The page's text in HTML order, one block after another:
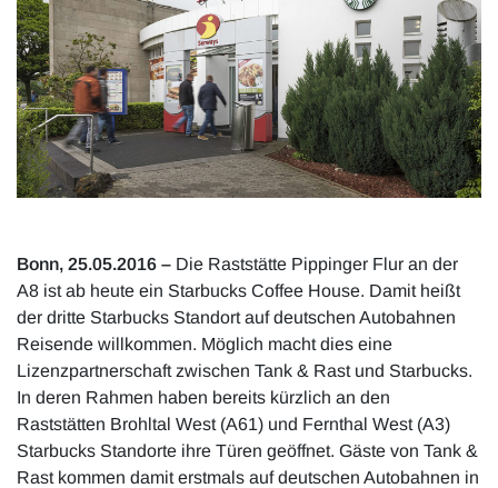
Bonn, 25.05.2016 – Die Raststätte Pippinger Flur an der
A8 ist ab heute ein Starbucks Coffee House. Damit heißt
der dritte Starbucks Standort auf deutschen Autobahnen
Reisende willkommen. Möglich macht dies eine
Lizenzpartnerschaft zwischen Tank & Rast und Starbucks.
In deren Rahmen haben bereits kürzlich an den
Raststätten Brohltal West (A61) und Fernthal West (A3)
Starbucks Standorte ihre Türen geöffnet. Gäste von Tank &
Rast kommen damit erstmals auf deutschen Autobahnen in